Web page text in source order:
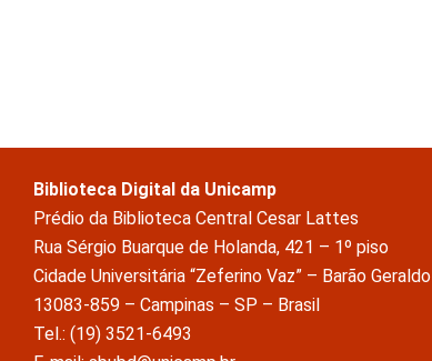
Biblioteca Digital da Unicamp
Prédio da Biblioteca Central Cesar Lattes
Rua Sérgio Buarque de Holanda, 421 – 1º piso
Cidade Universitária “Zeferino Vaz” – Barão Geraldo
13083-859 – Campinas – SP – Brasil
Tel.: (19) 3521-6493